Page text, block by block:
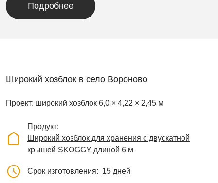
Подробнее
Широкий хозблок в село Вороново
Проект: широкий хозблок 6,0 × 4,22 × 2,45 м
Продукт
Широкий хозблок для хранения с двускатной
крышей SKOGGY длиной 6 м
Срок изготовления 15 дней